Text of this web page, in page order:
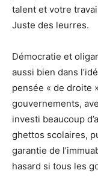
talent et votre
Juste des leurres.
Démocratie et
aussi bien dans
pensée « de droite
gouvernements,
investi beaucoup
ghettos scolaires,
garantie de
hasard si tous les